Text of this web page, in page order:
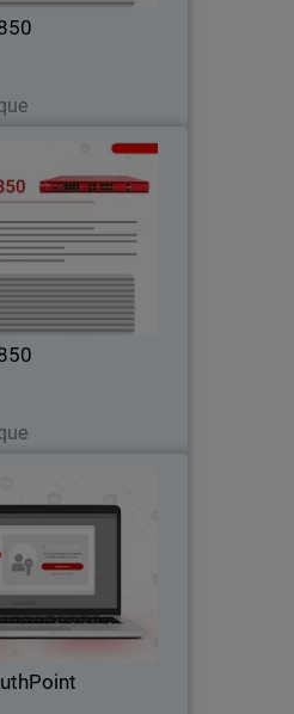
Firebox M4850
en rack avec
et inspection HTTPS
pour clients dont les
les pare-feu de
sans mot de passe
pour applications
et SAML. Bloquez vol
attaques de phishing